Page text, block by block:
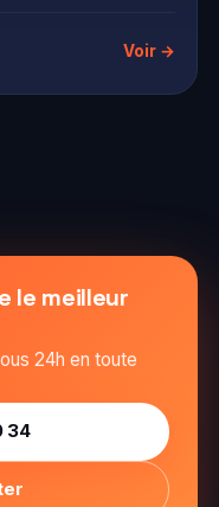
Voir →
le meilleur
24h en toute
34